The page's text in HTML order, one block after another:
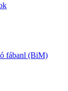
fábanl (BiM)